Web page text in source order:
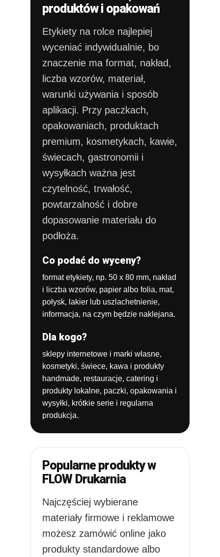
produktów i opakowań
Etykiety na rolce najlepiej
wyceniać indywidualnie, bo
znaczenie ma format, nakład,
liczba wzorów, materiał,
warunki używania i sposób
aplikacji. Przy paczkach,
opakowaniach, produktach
premium, kosmetykach, kawie,
świecach, gastronomii i
wysyłkach ważna jest
czytelność, trwałość,
powtarzalność i dobre
dopasowanie materiału do
podłoża.
Co podać do wyceny?
format etykiety, np. 50 x 80 mm, nakład
i liczba wzorów, papier albo folia, mat,
połysk, lakier lub uszlachetnienie,
informacja, na czym będzie naklejana.
Dla kogo?
sklepy internetowe i marki własne,
kosmetyki, świece, kawa i produkty
handmade, restauracje, catering i
produkty lokalne, paczki, opakowania i
wysyłki, krótkie serie i regularna
produkcja.
Popularne produkty w
FLOW Drukarnia
Najczęściej wybierane
materiały firmowe i reklamowe
możesz zamówić online jako
produkty standardowe albo